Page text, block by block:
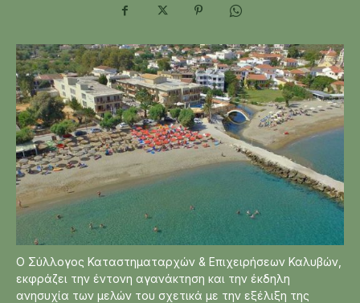
Ο Σύλλογος Καταστηματαρχών & Επιχειρήσεων Καλυβών,
εκφράζει την έντονη αγανάκτηση και την έκδηλη
ανησυχία των μελών του σχετικά με την εξέλιξη της